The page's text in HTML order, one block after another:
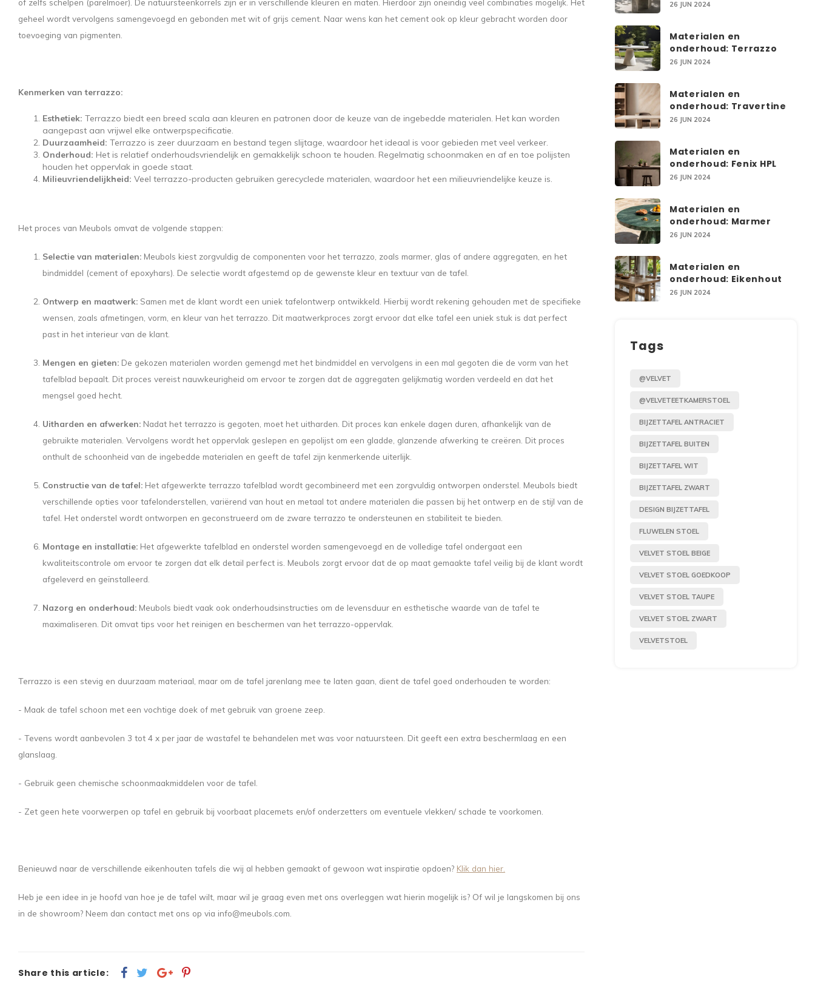
geheel wordt vervolgens samengevoegd en gebonden met wit of grijs cement. Naar wens kan het cement ook op kleur gebracht worden door
toevoeging van pigmenten.
Kenmerken van terrazzo:
Esthetiek: Terrazzo biedt een breed scala aan kleuren en patronen door de keuze van de ingebedde materialen. Het kan worden
aangepast aan vrijwel elke ontwerpspecificatie.
Duurzaamheid: Terrazzo is zeer duurzaam en bestand tegen slijtage, waardoor het ideaal is voor gebieden met veel verkeer.
Onderhoud: Het is relatief onderhoudsvriendelijk en gemakkelijk schoon te houden. Regelmatig schoonmaken en af en toe polijsten
houden het oppervlak in goede staat.
Milieuvriendelijkheid: Veel terrazzo-producten gebruiken gerecyclede materialen, waardoor het een milieuvriendelijke keuze is.
Het proces van Meubols omvat de volgende stappen:
Selectie van materialen: Meubols kiest zorgvuldig de componenten voor het terrazzo, zoals marmer, glas of andere aggregaten, en het
bindmiddel (cement of epoxyhars). De selectie wordt afgestemd op de gewenste kleur en textuur van de tafel.
Ontwerp en maatwerk: Samen met de klant wordt een uniek tafelontwerp ontwikkeld. Hierbij wordt rekening gehouden met de specifieke
wensen, zoals afmetingen, vorm, en kleur van het terrazzo. Dit maatwerkproces zorgt ervoor dat elke tafel een uniek stuk is dat perfect
past in het interieur van de klant.
Mengen en gieten: De gekozen materialen worden gemengd met het bindmiddel en vervolgens in een mal gegoten die de vorm van het
tafelblad bepaalt. Dit proces vereist nauwkeurigheid om ervoor te zorgen dat de aggregaten gelijkmatig worden verdeeld en dat het
mengsel goed hecht.
Uitharden en afwerken: Nadat het terrazzo is gegoten, moet het uitharden. Dit proces kan enkele dagen duren, afhankelijk van de
gebruikte materialen. Vervolgens wordt het oppervlak geslepen en gepolijst om een gladde, glanzende afwerking te creëren. Dit proces
onthult de schoonheid van de ingebedde materialen en geeft de tafel zijn kenmerkende uiterlijk.
Constructie van de tafel: Het afgewerkte terrazzo tafelblad wordt gecombineerd met een zorgvuldig ontworpen onderstel. Meubols biedt
verschillende opties voor tafelonderstellen, variërend van hout en metaal tot andere materialen die passen bij het ontwerp en de stijl van de
tafel. Het onderstel wordt ontworpen en geconstrueerd om de zware terrazzo te ondersteunen en stabiliteit te bieden.
Montage en installatie: Het afgewerkte tafelblad en onderstel worden samengevoegd en de volledige tafel ondergaat een
kwaliteitscontrole om ervoor te zorgen dat elk detail perfect is. Meubols zorgt ervoor dat de op maat gemaakte tafel veilig bij de klant wordt
afgeleverd en geïnstalleerd.
Nazorg en onderhoud: Meubols biedt vaak ook onderhoudsinstructies om de levensduur en esthetische waarde van de tafel te
maximaliseren. Dit omvat tips voor het reinigen en beschermen van het terrazzo-oppervlak.
Terrazzo is een stevig en duurzaam materiaal, maar om de tafel jarenlang mee te laten gaan, dient de tafel goed onderhouden te worden:
- Maak de tafel schoon met een vochtige doek of met gebruik van groene zeep.
- Tevens wordt aanbevolen 3 tot 4 x per jaar de wastafel te behandelen met was voor natuursteen. Dit geeft een extra beschermlaag en een
glanslaag.
- Gebruik geen chemische schoonmaakmiddelen voor de tafel.
- Zet geen hete voorwerpen op tafel en gebruik bij voorbaat placemets en/of onderzetters om eventuele vlekken/ schade te voorkomen.
Benieuwd naar de verschillende eikenhouten tafels die wij al hebben gemaakt of gewoon wat inspiratie opdoen? Klik dan hier.
Heb je een idee in je hoofd van hoe je de tafel wilt, maar wil je graag even met ons overleggen wat hierin mogelijk is? Of wil je langskomen bij ons
in de showroom? Neem dan contact met ons op via info@meubols.com
Share this article:
26 JUN 2024
Materialen en
onderhoud: Terrazzo
26 JUN 2024
Materialen en
onderhoud: Travertine
26 JUN 2024
Materialen en
onderhoud: Fenix HPL
26 JUN 2024
Materialen en
onderhoud: Marmer
26 JUN 2024
Materialen en
onderhoud: Eikenhout
26 JUN 2024
Tags
@VELVET
@VELVETEETKAMERSTOEL
BIJZETTAFEL ANTRACIET
BIJZETTAFEL BUITEN
BIJZETTAFEL WIT
BIJZETTAFEL ZWART
DESIGN BIJZETTAFEL
FLUWELEN STOEL
VELVET STOEL BEIGE
VELVET STOEL GOEDKOOP
VELVET STOEL TAUPE
VELVET STOEL ZWART
VELVETSTOEL